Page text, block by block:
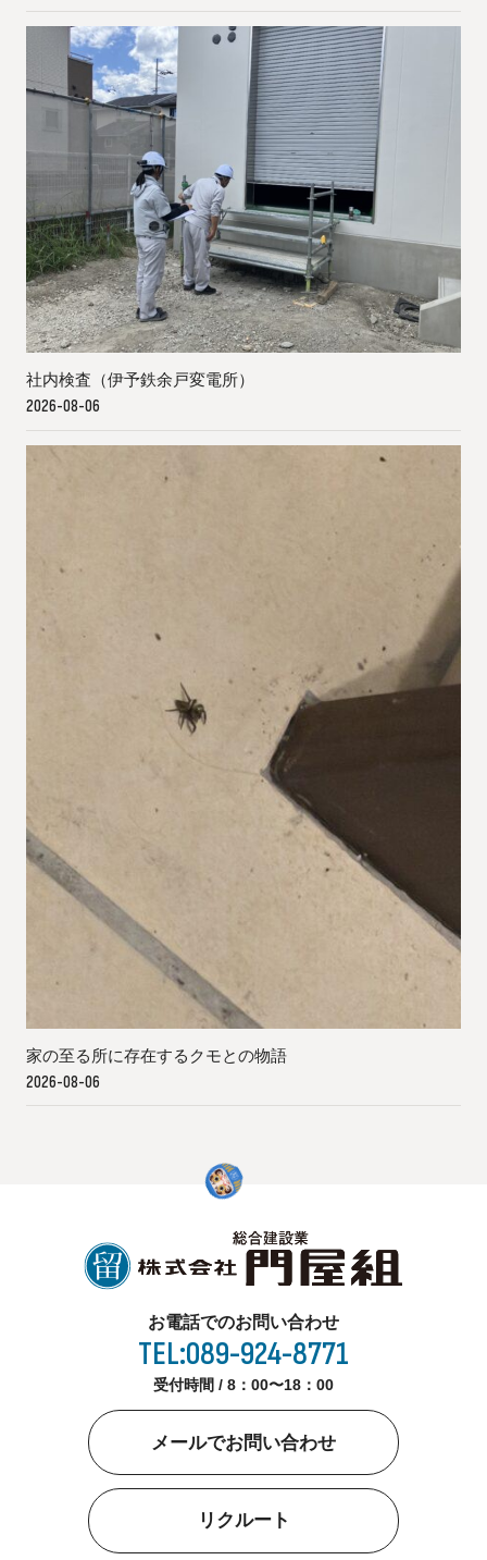
社内検査（伊予鉄余戸変電所）
2026-08-06
家の至る所に存在するクモとの物語
2026-08-06
お電話でのお問い合わせ
TEL:089-924-8771
受付時間 / 8：00〜18：00
メールでお問い合わせ
リクルート